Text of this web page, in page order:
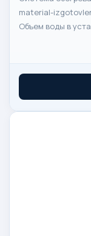
material-
Объем воды в